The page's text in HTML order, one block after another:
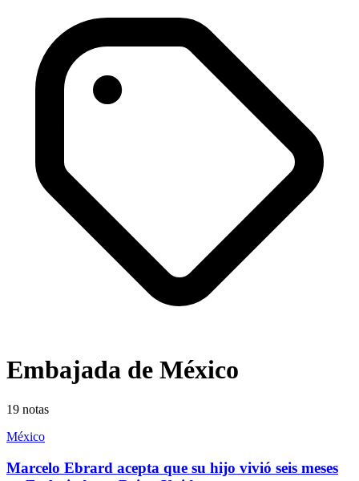
Embajada de México
19 notas
México
Marcelo Ebrard acepta que su hijo vivió seis meses